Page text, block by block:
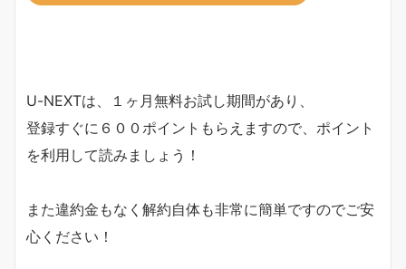
U-NEXTは、１ヶ月無料お試し期間があり、
登録すぐに６００ポイントもらえますので、ポイント
を利用して読みましょう！
また違約金もなく解約自体も非常に簡単ですのでご安
心ください！